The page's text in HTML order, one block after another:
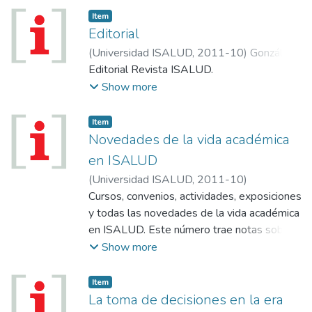
Item
Editorial
(Universidad ISALUD, 2011-10) González
Astorquiza, Mario
Editorial Revista ISALUD.
Show more
Item
Novedades de la vida académica
en ISALUD
(Universidad ISALUD, 2011-10)
Cursos, convenios, actividades, exposiciones
y todas las novedades de la vida académica
en ISALUD. Este número trae notas sobre:
Sustancias químicas: sus efectos en el
generador de identidades (Espacio de
Arte); Convocatoria para los premios
Show more
Item
La toma de decisiones en la era